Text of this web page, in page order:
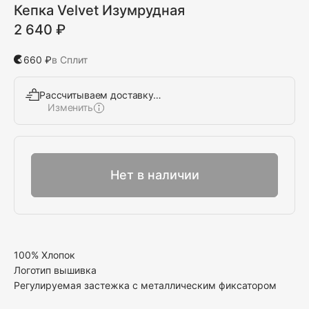
Кепка Velvet Изумрудная
2 640 ₽
660 ₽в Сплит
Рассчитываем доставку…
Изменить
Нет в наличии
100% Хлопок
Логотип вышивка
Регулируемая застежка с металлическим фиксатором